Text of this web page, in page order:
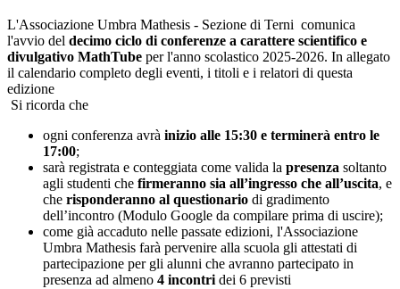
L'Associazione Umbra Mathesis - Sezione di Terni comunica
l'avvio del decimo ciclo di conferenze a carattere scientifico e
divulgativo MathTube per l'anno scolastico 2025-2026. In allegato
il calendario completo degli eventi, i titoli e i relatori di questa
edizione
Si ricorda che
ogni conferenza avrà inizio alle 15:30 e terminerà entro le
17:00;
sarà registrata e conteggiata come valida la presenza soltanto
agli studenti che firmeranno sia all’ingresso che all’uscita, e
che risponderanno al questionario di gradimento
dell’incontro (Modulo Google da compilare prima di uscire);
come già accaduto nelle passate edizioni, l'Associazione
Umbra Mathesis farà pervenire alla scuola gli attestati di
partecipazione per gli alunni che avranno partecipato in
presenza ad almeno 4 incontri dei 6 previsti